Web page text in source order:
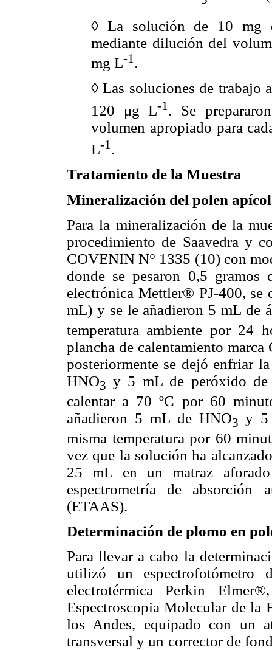
◊La solución de 10 mg
mediante dilución del
mg L-1 .
◊ Las soluciones de trabajo
120 μg L-1 . Se
volumen apropiado para
L-1 .
Tratamiento de la Muestra
Mineralización del polen
Para la mineralización de la
procedimiento de Saavedra y
COVENIN N° 1335 (10) con
donde se pesaron 0,5
electrónica Mettler® PJ-400, se
mL) y se le añadieron 5 mL de
temperatura ambiente por 24
plancha de calentamiento
posteriormente se dejó enfriar
HNO3 y 5 mL de peróxido de
calentar a 70 ºC por 60
añadieron 5 mL de HNO3 y 5
misma temperatura por 60
vez que la solución ha
25 mL en un matraz
espectrometría de absorción
(ETAAS).
Determinación de plomo en
Para llevar a cabo la
utilizó un espectrofotómetro
electrotérmica Perkin
Espectroscopia Molecular de la
los Andes, equipado con un
transversal y un corrector de